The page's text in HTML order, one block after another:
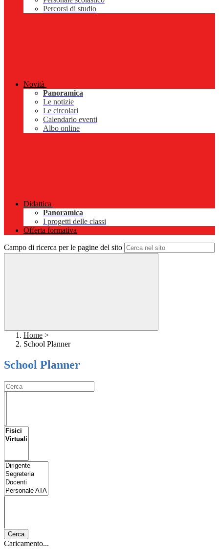
Percorsi di studio
Novità
Panoramica
Le notizie
Le circolari
Calendario eventi
Albo online
Didattica
Panoramica
I progetti delle classi
Offerta formativa
Campo di ricerca per le pagine del sito
Home >
School Planner
School Planner
Cerca
Caricamento...